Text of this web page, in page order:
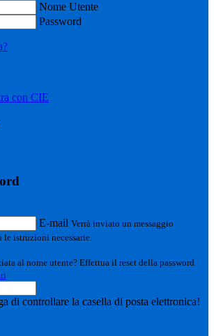
Nome Utente
Password
con CIE
E-mail Verrà inviato un messaggio
istruzioni necessarie.
al nome utente? Effettua il reset della password
di controllare la casella di posta elettronica!